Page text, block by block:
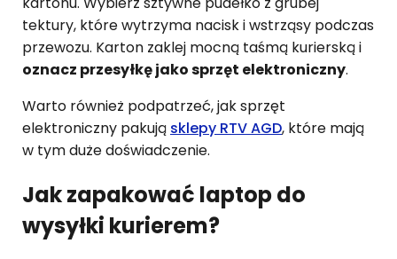
tektury, które wytrzyma nacisk i wstrząsy podczas
przewozu. Karton zaklej mocną taśmą kurierską i
oznacz przesyłkę jako sprzęt elektroniczny.
Warto również podpatrzeć, jak sprzęt
elektroniczny pakują sklepy RTV AGD, które mają
w tym duże doświadczenie.
Jak zapakować laptop do
wysyłki kurierem?